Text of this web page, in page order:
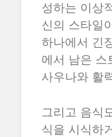
성하는 이상
신의 스타일
하나에서 긴
에서 남은 스
사우나와 활
그리고 음식
식을 시식하